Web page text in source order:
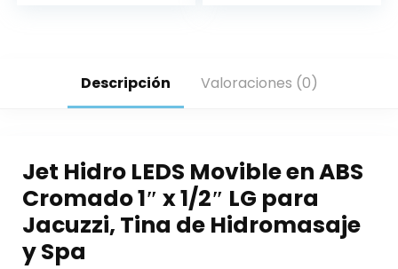
Descripción Valoraciones (0)
Jet Hidro LEDS Movible en ABS
Cromado 1″ x 1/2″ LG para
Jacuzzi, Tina de Hidromasaje
y Spa